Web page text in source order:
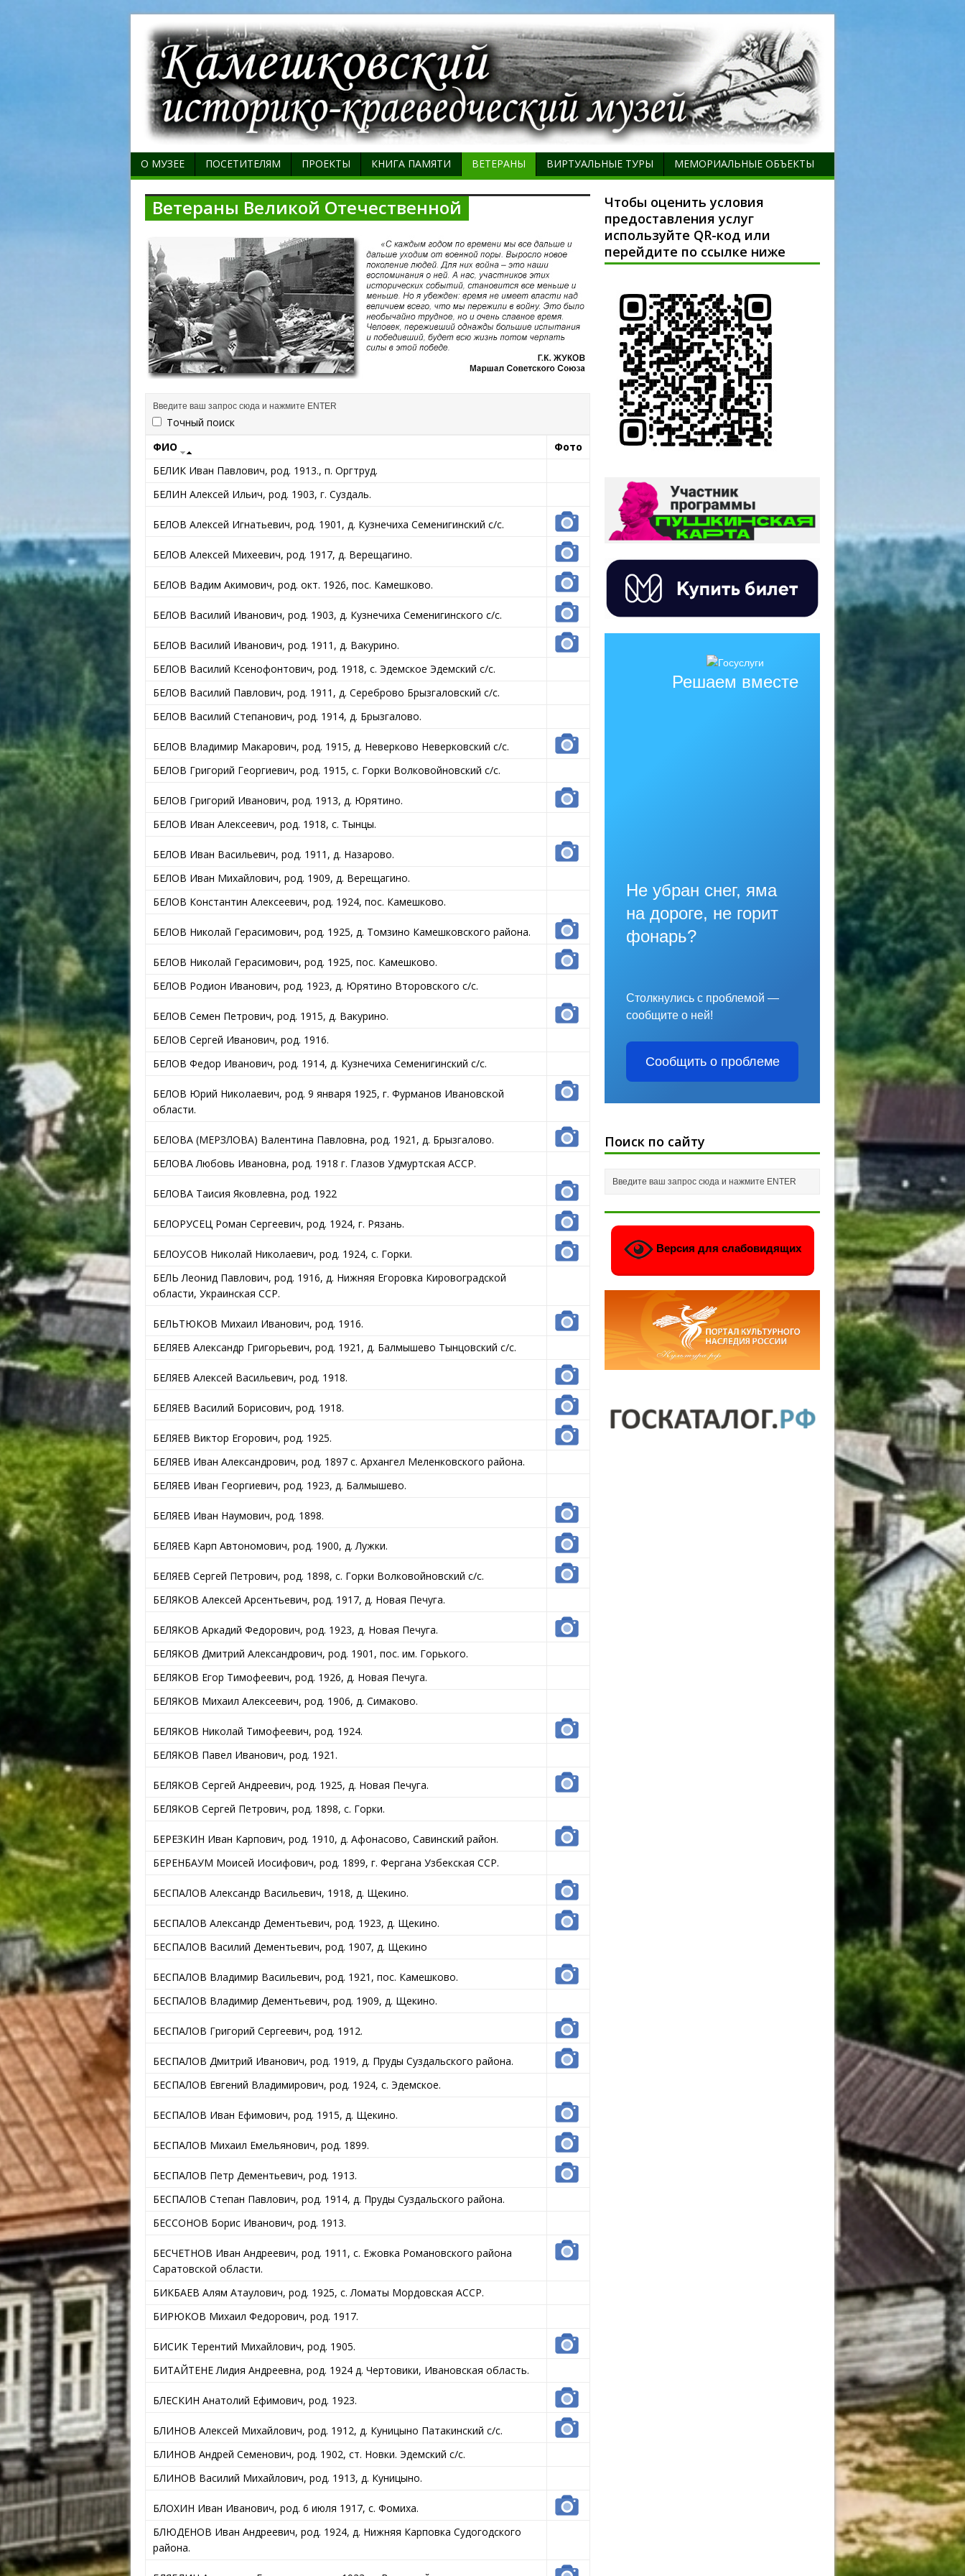
О МУЗЕЕ ПОСЕТИТЕЛЯМ ПРОЕКТЫ КНИГА ПАМЯТИ ВЕТЕРАНЫ ВИРТУАЛЬНЫЕ ТУРЫ МЕМОРИАЛЬНЫЕ ОБЪЕКТЫ
Ветераны Великой Отечественной
Точный поиск
ФИО
Фото
БЕЛИК Иван Павлович, род. 1913., п. Оргтруд.
БЕЛИН Алексей Ильич, род. 1903, г. Суздаль.
БЕЛОВ Алексей Игнатьевич, род. 1901, д. Кузнечиха Семенигинский с/с.
БЕЛОВ Алексей Михеевич, род. 1917, д. Верещагино.
БЕЛОВ Вадим Акимович, род. окт. 1926, пос. Камешково.
БЕЛОВ Василий Иванович, род. 1903, д. Кузнечиха Семенигинского с/с.
БЕЛОВ Василий Иванович, род. 1911, д. Вакурино.
БЕЛОВ Василий Ксенофонтович, род. 1918, с. Эдемское Эдемский с/с.
БЕЛОВ Василий Павлович, род. 1911, д. Сереброво Брызгаловский с/с.
БЕЛОВ Василий Степанович, род. 1914, д. Брызгалово.
БЕЛОВ Владимир Макарович, род. 1915, д. Неверково Неверковский с/с.
БЕЛОВ Григорий Георгиевич, род. 1915, с. Горки Волковойновский с/с.
БЕЛОВ Григорий Иванович, род. 1913, д. Юрятино.
БЕЛОВ Иван Алексеевич, род. 1918, с. Тынцы.
БЕЛОВ Иван Васильевич, род. 1911, д. Назарово.
БЕЛОВ Иван Михайлович, род. 1909, д. Верещагино.
БЕЛОВ Константин Алексеевич, род. 1924, пос. Камешково.
БЕЛОВ Николай Герасимович, род. 1925, д. Томзино Камешковского района.
БЕЛОВ Николай Герасимович, род. 1925, пос. Камешково.
БЕЛОВ Родион Иванович, род. 1923, д. Юрятино Второвского с/с.
БЕЛОВ Семен Петрович, род. 1915, д. Вакурино.
БЕЛОВ Сергей Иванович, род. 1916.
БЕЛОВ Федор Иванович, род. 1914, д. Кузнечиха Семенигинский с/с.
БЕЛОВ Юрий Николаевич, род. 9 января 1925, г. Фурманов Ивановской
области.
БЕЛОВА (МЕРЗЛОВА) Валентина Павловна, род. 1921, д. Брызгалово.
БЕЛОВА Любовь Ивановна, род. 1918 г. Глазов Удмуртская АССР.
БЕЛОВА Таисия Яковлевна, род. 1922
БЕЛОРУСЕЦ Роман Сергеевич, род. 1924, г. Рязань.
БЕЛОУСОВ Николай Николаевич, род. 1924, с. Горки.
БЕЛЬ Леонид Павлович, род. 1916, д. Нижняя Егоровка Кировоградской
области, Украинская ССР.
БЕЛЬТЮКОВ Михаил Иванович, род. 1916.
БЕЛЯЕВ Александр Григорьевич, род. 1921, д. Балмышево Тынцовский с/с.
БЕЛЯЕВ Алексей Васильевич, род. 1918.
БЕЛЯЕВ Василий Борисович, род. 1918.
БЕЛЯЕВ Виктор Егорович, род. 1925.
БЕЛЯЕВ Иван Александрович, род. 1897 с. Архангел Меленковского района.
БЕЛЯЕВ Иван Георгиевич, род. 1923, д. Балмышево.
БЕЛЯЕВ Иван Наумович, род. 1898.
БЕЛЯЕВ Карп Автономович, род. 1900, д. Лужки.
БЕЛЯЕВ Сергей Петрович, род. 1898, с. Горки Волковойновский с/с.
БЕЛЯКОВ Алексей Арсентьевич, род. 1917, д. Новая Печуга.
БЕЛЯКОВ Аркадий Федорович, род. 1923, д. Новая Печуга.
БЕЛЯКОВ Дмитрий Александрович, род. 1901, пос. им. Горького.
БЕЛЯКОВ Егор Тимофеевич, род. 1926, д. Новая Печуга.
БЕЛЯКОВ Михаил Алексеевич, род. 1906, д. Симаково.
БЕЛЯКОВ Николай Тимофеевич, род. 1924.
БЕЛЯКОВ Павел Иванович, род. 1921.
БЕЛЯКОВ Сергей Андреевич, род. 1925, д. Новая Печуга.
БЕЛЯКОВ Сергей Петрович, род. 1898, с. Горки.
БЕРЕЗКИН Иван Карпович, род. 1910, д. Афонасово, Савинский район.
БЕРЕНБАУМ Моисей Иосифович, род. 1899, г. Фергана Узбекская ССР.
БЕСПАЛОВ Александр Васильевич, 1918, д. Щекино.
БЕСПАЛОВ Александр Дементьевич, род. 1923, д. Щекино.
БЕСПАЛОВ Василий Дементьевич, род. 1907, д. Щекино
БЕСПАЛОВ Владимир Васильевич, род. 1921, пос. Камешково.
БЕСПАЛОВ Владимир Дементьевич, род. 1909, д. Щекино.
БЕСПАЛОВ Григорий Сергеевич, род. 1912.
БЕСПАЛОВ Дмитрий Иванович, род. 1919, д. Пруды Суздальского района.
БЕСПАЛОВ Евгений Владимирович, род. 1924, с. Эдемское.
БЕСПАЛОВ Иван Ефимович, род. 1915, д. Щекино.
БЕСПАЛОВ Михаил Емельянович, род. 1899.
БЕСПАЛОВ Петр Дементьевич, род. 1913.
БЕСПАЛОВ Степан Павлович, род. 1914, д. Пруды Суздальского района.
БЕССОНОВ Борис Иванович, род. 1913.
БЕСЧЕТНОВ Иван Андреевич, род. 1911, с. Ежовка Романовского района
Саратовской области.
БИКБАЕВ Алям Атаулович, род. 1925, с. Ломаты Мордовская АССР.
БИРЮКОВ Михаил Федорович, род. 1917.
БИСИК Терентий Михайлович, род. 1905.
БИТАЙТЕНЕ Лидия Андреевна, род. 1924 д. Чертовики, Ивановская область.
БЛЕСКИН Анатолий Ефимович, род. 1923.
БЛИНОВ Алексей Михайлович, род. 1912, д. Куницыно Патакинский с/с.
БЛИНОВ Андрей Семенович, род. 1902, ст. Новки. Эдемский с/с.
БЛИНОВ Василий Михайлович, род. 1913, д. Куницыно.
БЛОХИН Иван Иванович, род. 6 июля 1917, с. Фомиха.
БЛЮДЕНОВ Иван Андреевич, род. 1924, д. Нижняя Карповка Судогодского
района.
Чтобы оценить условия
предоставления услуг
используйте QR-код или
перейдите по ссылке ниже
Решаем вместе
Не убран снег, яма
на дороге, не горит
фонарь?
Столкнулись с проблемой —
сообщите о ней!
Сообщить о проблеме
Поиск по сайту
Версия для слабовидящих